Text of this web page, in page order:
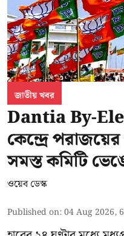
জাতীয় খবর
Dantia By-
কেন্দ্রে
সমস্ত কমিটি
ওয়েব ডেস্ক
Published on:04 Aug 2026,